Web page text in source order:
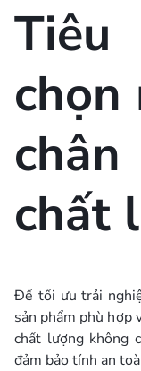
chọn
chất
Để tối ưu trải
sản phẩm phù hợp
chất lượng không
đảm bảo tính an